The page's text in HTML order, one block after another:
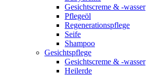
Gesichtscreme & -wasser
Pflegeöl
Regenerationspflege
Seife
Shampoo
Gesichtspflege
Gesichtscreme & -wasser
Heilerde